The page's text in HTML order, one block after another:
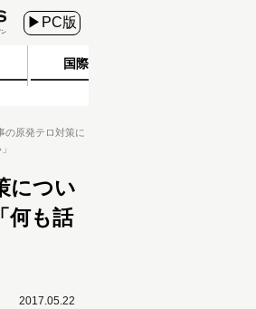
▶PC版
国際
の原発テロ対策に
につい
何も話
2017.05.22